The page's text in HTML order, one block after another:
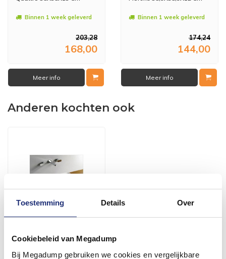
Toestemming Details Over
Cookiebeleid van Megadump
Bij Megadump gebruiken we cookies en vergelijkbare
Binnen 1 week geleverd
203,28
168,00
Meer info
Binnen 1 week geleverd
174,24
144,00
Meer info
Anderen kochten ook
Keramische Opzetwastafel